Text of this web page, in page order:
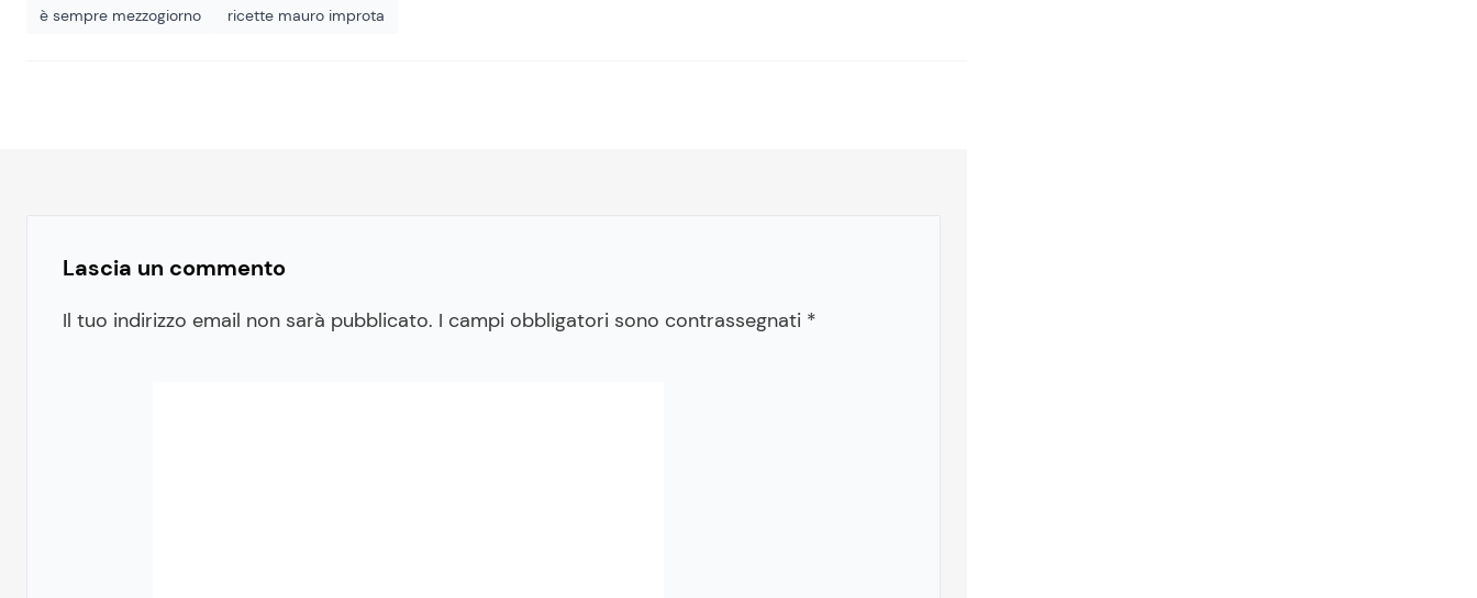
è sempre mezzogiorno ricette mauro improta
Lascia un commento
Il tuo indirizzo email non sarà pubblicato. I campi obbligatori sono contrassegnati *